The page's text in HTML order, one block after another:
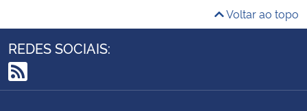
Voltar ao topo
REDES SOCIAIS:
RSS